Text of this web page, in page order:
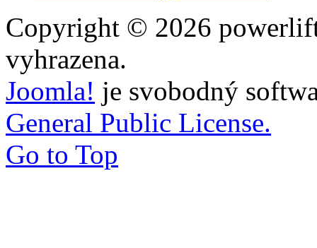
Copyright © 2026
vyhrazena.
Joomla! je svobodný
General Public License.
Go to Top